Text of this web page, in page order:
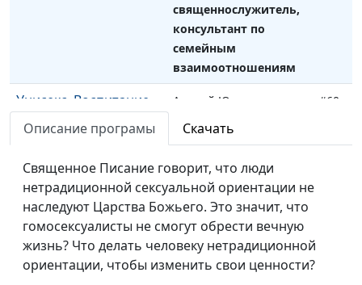
священнослужитель,
консультант по
семейным
взаимоотношениям
Унисекс. Воспитание
девочек и мальчиков
Андрей Юнак,
Мария Мараханова,
психолог; Александр
Сахаров,
священнослужитель,
консультант по
семейным
#60
Описание програмы Скачать
Священное Писание говорит, что люди
нетрадиционной сексуальной ориентации не
наследуют Царства Божьего. Это значит, что
гомосексуалисты не смогут обрести вечную
жизнь? Что делать человеку нетрадиционной
ориентации, чтобы изменить свои ценности?